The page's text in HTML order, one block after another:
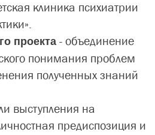
клиника психиатрии
проекта - объединение
понимания проблем
полученных знаний
выступления на
предиспозиция и